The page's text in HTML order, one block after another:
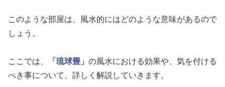
このような部屋は、風水的にはどのような意味があるので
しょう。
ここでは、 「琉球畳」 の風水における効果や、気を付ける
べき事について、詳しく解説していきます。